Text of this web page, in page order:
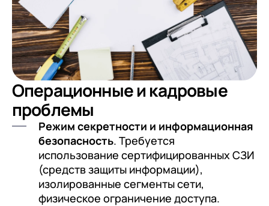
Операционные и кадровые
проблемы
Режим секретности и информационная
безопасность. Требуется
использование сертифицированных СЗИ
(средств защиты информации),
изолированные сегменты сети,
физическое ограничение доступа.